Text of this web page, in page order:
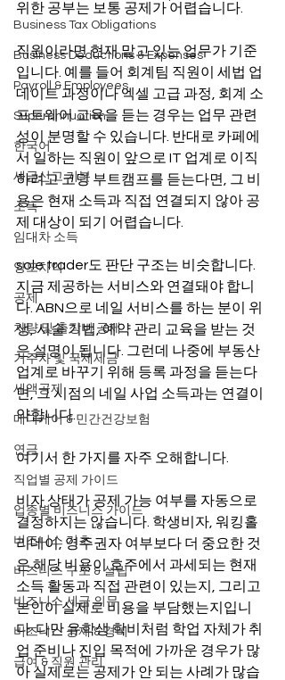
Business Tax Obligations
Business Deductions & Expenses
Payroll & Employees
Superannuation
한국어
세금신고 기본
소득
임대차 소득
양도차익
공제
차량 및 출장비 공제
거주자 및 국제세금
세액공제
메디케어 & 민간건강보험
연금
직업별 공제 가이드
업종별 비즈니스 가이드
비즈니스 기초
비즈니스 구조 & 설립
비즈니스 세금 의무
비즈니스 공제 & 경비
급여 & 직원 관리
위한 공부는 보통 공제가 어렵습니다.
직원이라면 현재 맡고 있는 업무가 기준
입니다. 예를 들어 회계팀 직원이 세법 업
데이트 과정이나 엑셀 고급 과정, 회계 소
프트웨어 교육을 듣는 경우는 업무 관련
성이 분명할 수 있습니다. 반대로 카페에
서 일하는 직원이 앞으로 IT 업계로 이직
하려고 코딩 부트캠프를 듣는다면, 그 비
용은 현재 소득과 직접 연결되지 않아 공
제 대상이 되기 어렵습니다.
sole trader도 판단 구조는 비슷합니다.
지금 제공하는 서비스와 연결돼야 합니
다. ABN으로 네일 서비스를 하는 분이 위
생, 시술 기법, 예약 관리 교육을 받는 것
은 설명이 됩니다. 그런데 나중에 부동산
업계로 바꾸기 위해 등록 과정을 듣는다
면, 그 시점의 네일 사업 소득과는 연결이
약합니다.
여기서 한 가지를 자주 오해합니다.
비자 상태가 공제 가능 여부를 자동으로
결정하지는 않습니다. 학생비자, 워킹홀
리데이, 영주권자 여부보다 더 중요한 것
은 해당 비용이 호주에서 과세되는 현재
소득 활동과 직접 관련이 있는지, 그리고
본인이 실제로 비용을 부담했는지입니
다. 다만 유학생 학비처럼 학업 자체가 취
업 준비나 진입 목적에 가까운 경우가 많
아 실제로는 공제가 안 되는 사례가 많습